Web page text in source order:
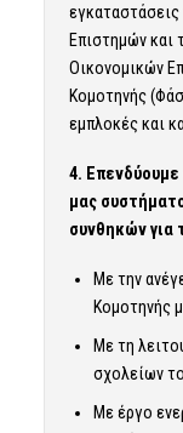
Επιστημών και
Οικονομικών
Κομοτηνής
εμπλοκές και
4.
μας
συνθηκών για
Με την
Κομοτηνής
Με τη
σχολείων
Με έργο